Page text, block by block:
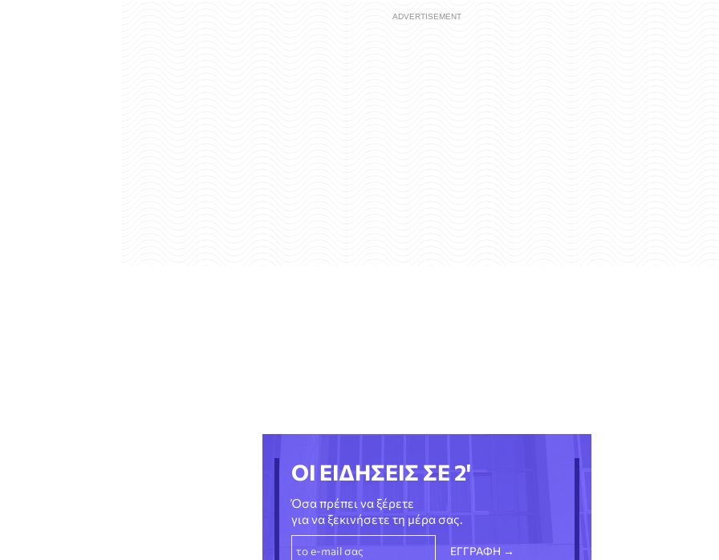
ΟΙ ΕΙΔΗΣΕΙΣ ΣΕ 2'
Όσα πρέπει να ξέρετε
για να ξεκινήσετε τη μέρα σας.